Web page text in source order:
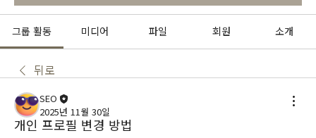
그룹 활동 미디어 파일 회원 소개
뒤로
SEO
2025년 11월 30일
개인 프로필 변경 방법